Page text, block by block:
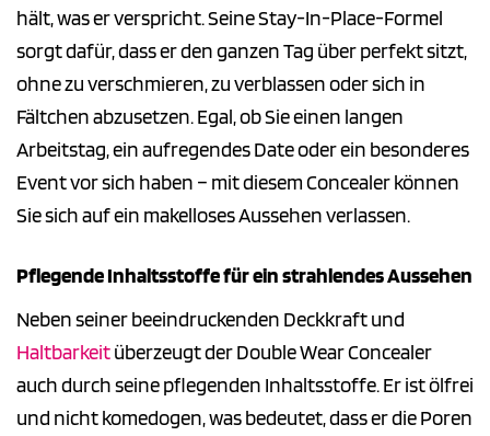
hält, was er verspricht. Seine Stay-In-Place-Formel
sorgt dafür, dass er den ganzen Tag über perfekt sitzt,
ohne zu verschmieren, zu verblassen oder sich in
Fältchen abzusetzen. Egal, ob Sie einen langen
Arbeitstag, ein aufregendes Date oder ein besonderes
Event vor sich haben – mit diesem Concealer können
Sie sich auf ein makelloses Aussehen verlassen.
Pflegende Inhaltsstoffe für ein strahlendes Aussehen
Neben seiner beeindruckenden Deckkraft und
Haltbarkeitüberzeugt der Double Wear Concealer
auch durch seine pflegenden Inhaltsstoffe. Er ist ölfrei
und nicht komedogen, was bedeutet, dass er die Poren